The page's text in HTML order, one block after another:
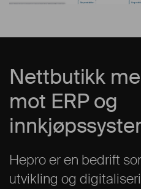
Nettbutikk
mot ERP og
Hepro er en bedrift
utvikling og